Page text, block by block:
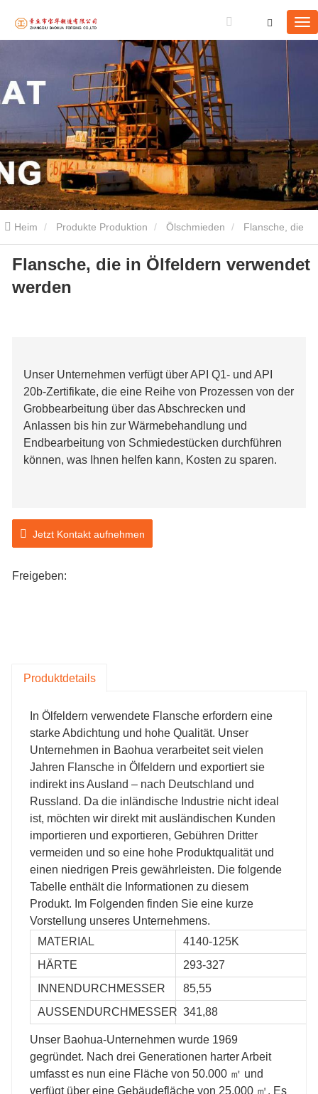
Heim Produkte Produktion Ölschmieden
in Ölfeldern verwendet werden
Flansche, die in Ölfeldern verwendet
werden
Unser Unternehmen verfügt über API Q1- und API
20b-Zertifikate, die eine Reihe von Prozessen von der
Grobbearbeitung über das Abschrecken und
Anlassen bis hin zur Wärmebehandlung und
Endbearbeitung von Schmiedestücken durchführen
können, was Ihnen helfen kann, Kosten zu sparen.
Jetzt Kontakt aufnehmen
Freigeben:
Produktdetails
In Ölfeldern verwendete Flansche erfordern eine
starke Abdichtung und hohe Qualität. Unser
Unternehmen in Baohua verarbeitet seit vielen
Jahren Flansche in Ölfeldern und exportiert sie
indirekt ins Ausland – nach Deutschland und
Russland. Da die inländische Industrie nicht ideal
ist, möchten wir direkt mit ausländischen Kunden
importieren und exportieren, Gebühren Dritter
vermeiden und so eine hohe Produktqualität und
einen niedrigen Preis gewährleisten. Die folgende
Tabelle enthält die Informationen zu diesem
Produkt. Im Folgenden finden Sie eine kurze
Vorstellung unseres Unternehmens.
MATERIAL
4140-125K
HÄRTE
293-327
INNENDURCHMESSER
85,55
AUSSENDURCHMESSER 341,88
Unser Baohua-Unternehmen wurde 1969
gegründet. Nach drei Generationen harter Arbeit
umfasst es nun eine Fläche von 50.000 ㎡ und
verfügt über eine Gebäudefläche von 25.000 ㎡. Es